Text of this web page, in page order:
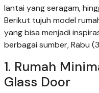
lantai yang seragam,
Berikut tujuh model
yang bisa menjadi
berbagai sumber, Rabu
1. Rumah
Glass Door